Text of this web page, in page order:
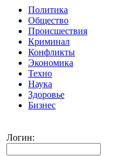
Политика
Общество
Происшествия
Криминал
Конфликты
Экономика
Техно
Наука
Здоровье
Бизнес
Логин: